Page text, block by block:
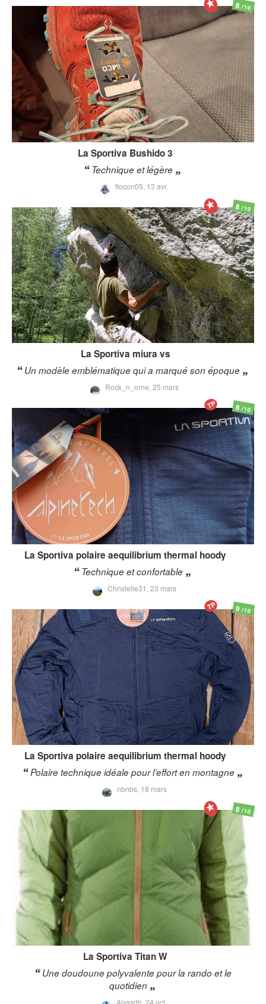
La Sportiva Bushido 3
Technique et légère
flocon05, 13 avr.
8/10
La Sportiva miura vs
Un modèle emblématique qui a marqué son époque
Rock_n_orne, 25 mars
8/10
La Sportiva polaire aequilibrium thermal hoody
Technique et confortable
Christelle31, 23 mars
8/10
TP
La Sportiva polaire aequilibrium thermal hoody
Polaire technique idéale pour l’effort en montagne
nbnbs, 18 mars
9/10
TP
La Sportiva Titan W
Une doudoune polyvalente pour la rando et le
quotidien
8/10